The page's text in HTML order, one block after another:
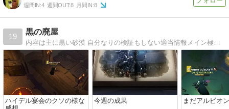
週間IN:4 週間OUT:8 月間IN:8
19
黒の廃屋
内容は主に黒い砂漠 自分なりの検証もしない適当情報メイン極稀に大分県別府市にあるアニソンバーアニメ魂の記事などを書いてます更新頻度は週1〜2程度
ハイデル宴会のクソの様な
今週の成果 まだアルビオ